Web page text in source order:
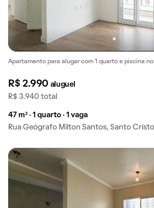
Apartamento para alugar com 1 quarto e piscina
R$ 2.990 aluguel
R$ 3.940 total
47 m² · 1 quarto · 1 vaga
Rua Geógrafo Milton Santos, Santo Cristo